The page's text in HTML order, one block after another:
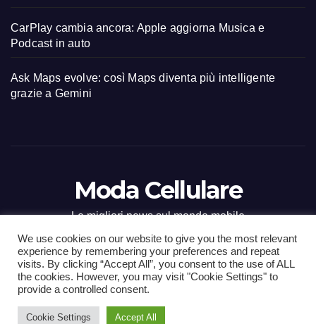
CarPlay cambia ancora: Apple aggiorna Musica e
Podcast in auto
Ask Maps evolve: così Maps diventa più intelligente
grazie a Gemini
Moda Cellulare
Le migliori news sul mondo mobile
Proudly powered by WordPress| Tema: Newsup diThemeansar
Home ContactCONTATTI
We use cookies on our website to give you the most relevant
experience by remembering your preferences and repeat
visits. By clicking “Accept All”, you consent to the use of ALL
the cookies. However, you may visit "Cookie Settings" to
provide a controlled consent.
Cookie Settings Accept All